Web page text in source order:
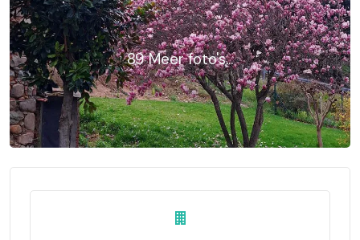
89 Meer foto's...